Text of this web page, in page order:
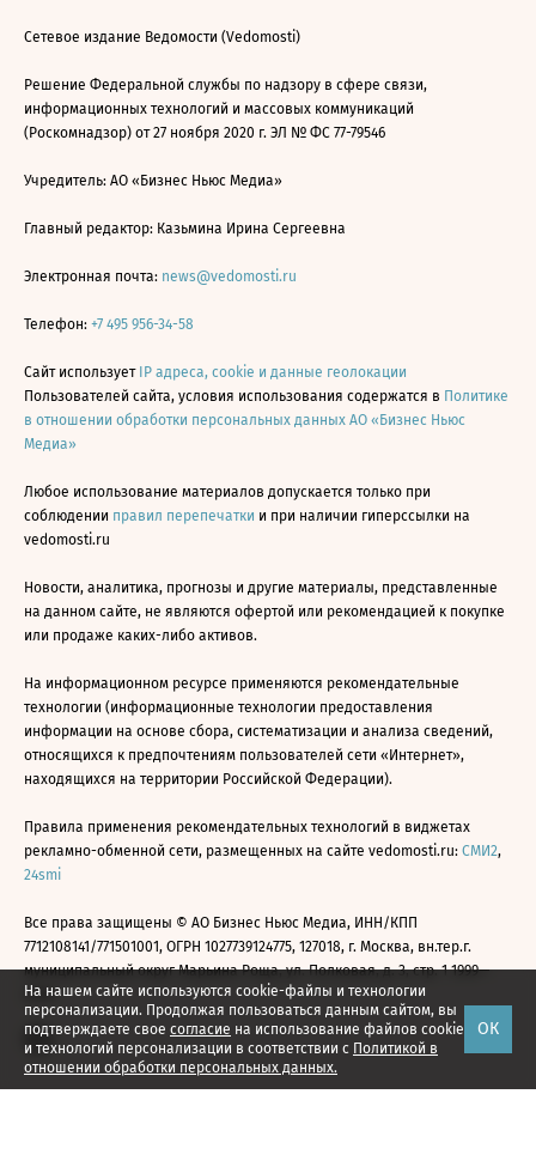
На нашем сайте используются cookie-файлы и технологии
персонализации. Продолжая пользоваться данным сайтом, вы
подтверждаете свое согласие на использование файлов cookie
и технологий персонализации в соответствии с Политикой в
отношении обработки персональных данных.
ОК
Сетевое издание Ведомости (Vedomosti)
Решение Федеральной службы по надзору в сфере связи,
информационных технологий и массовых коммуникаций
(Роскомнадзор) от 27 ноября 2020 г. ЭЛ № ФС 77-79546
Учредитель: АО «Бизнес Ньюс Медиа»
Главный редактор: Казьмина Ирина Сергеевна
Электронная почта: news@vedomosti.ru
Телефон: +7 495 956-34-58
Сайт использует IP адреса, cookie и данные геолокации
Пользователей сайта, условия использования содержатся в Политике
в отношении обработки персональных данных АО «Бизнес Ньюс
Медиа»
Любое использование материалов допускается только при
соблюдении правил перепечатки и при наличии гиперссылки на
vedomosti.ru
Новости, аналитика, прогнозы и другие материалы, представленные
на данном сайте, не являются офертой или рекомендацией к покупке
или продаже каких-либо активов.
На информационном ресурсе применяются рекомендательные
технологии (информационные технологии предоставления
информации на основе сбора, систематизации и анализа сведений,
относящихся к предпочтениям пользователей сети «Интернет»,
находящихся на территории Российской Федерации).
Правила применения рекомендательных технологий в виджетах
рекламно-обменной сети, размещенных на сайте vedomosti.ru: СМИ2,
24smi
Все права защищены © АО Бизнес Ньюс Медиа, ИНН/КПП
7712108141/771501001, ОГРН 1027739124775, 127018, г. Москва, вн.тер.г.
муниципальный округ Марьина Роща, ул. Полковая, д. 3, стр. 1 1999—
2026